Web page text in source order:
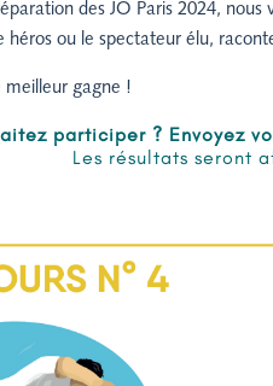
des JO Paris 2024,
héros ou le spectateur élu,
meilleur gagne !
participer ? Envoyez
Les résultats seront